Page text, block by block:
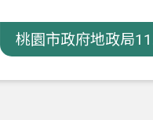
桃園市政府地政局